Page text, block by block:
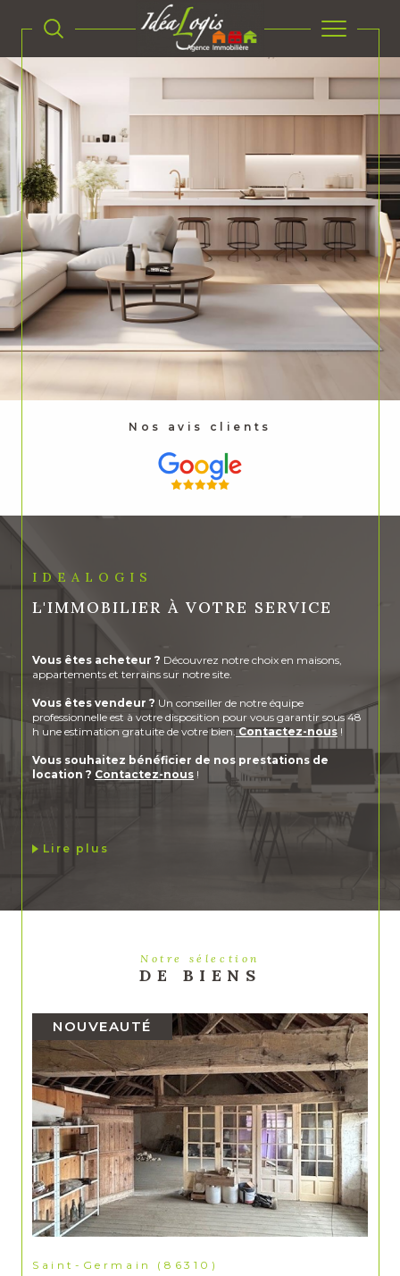
Nos avis clients
IDEALOGIS
L'IMMOBILIER À VOTRE SERVICE
Vous êtes acheteur ? Découvrez notre choix en maisons,
appartements et terrains sur notre site.
Vous êtes vendeur ? Un conseiller de notre équipe
professionnelle est à votre disposition pour vous garantir sous 48
h une estimation gratuite de votre bien. Contactez-nous !
Vous souhaitez bénéficier de nos prestations de
location ? Contactez-nous !
Lire plus
Notre sélection
DE BIENS
NOUVEAUTÉ
Saint-Germain (86310)